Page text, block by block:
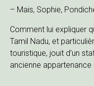
– Mais, Sophie,
Comment lui expliquer
Tamil Nadu, et
touristique, jouit d’un
ancienne appartenance